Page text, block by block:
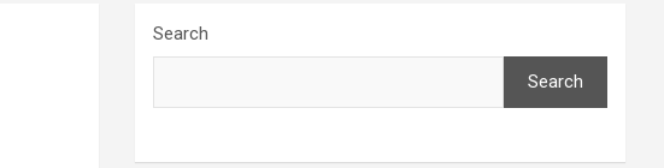
Search
Search